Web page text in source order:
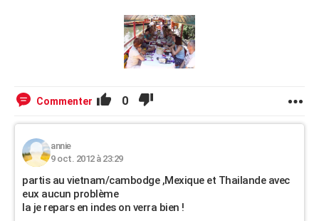
Commenter 0
annie
9 oct. 2012 à 23:29
partis au vietnam/cambodge ,Mexique et Thailande avec
eux aucun problème
la je repars en indes on verra bien !